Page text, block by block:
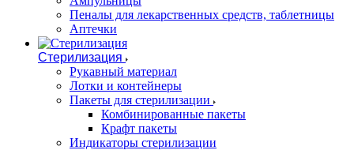
Пеналы для лекарственных средств, таблетницы
Аптечки
Стерилизация
Рукавный материал
Лотки и контейнеры
Пакеты для стерилизации
Комбинированные пакеты
Крафт пакеты
Индикаторы стерилизации